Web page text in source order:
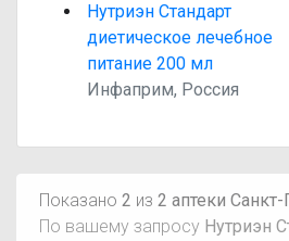
Нутриэн Стандарт
диетическое лечебное
питание 200 мл
Инфаприм, Россия
Показано 2 из 2 аптеки
По вашему запросу Нутриэн